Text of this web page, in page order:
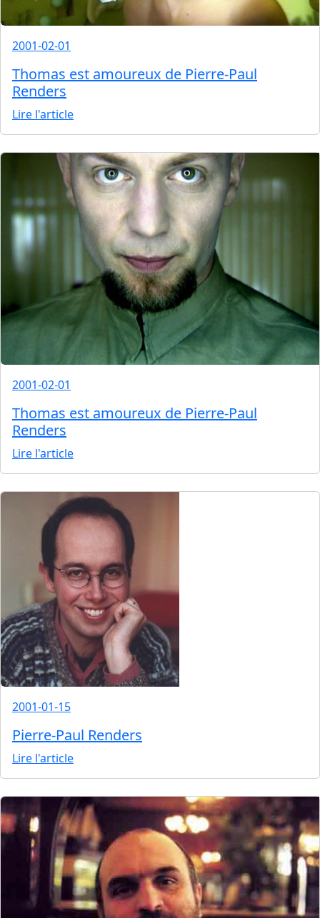
2001-02-01
Thomas est amoureux de Pierre-Paul
Renders
Lire l'article
2001-02-01
Thomas est amoureux de Pierre-Paul
Renders
Lire l'article
2001-01-15
Pierre-Paul Renders
Lire l'article